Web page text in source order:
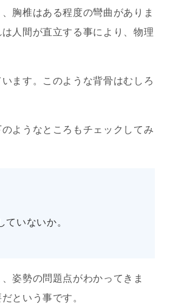
胸椎はある程度の彎曲がありま
人間が直立する事により、物理
ます。このような背骨はむしろ
ようなところもチェックしてみ
いないか。
姿勢の問題点がわかってきま
という事です。